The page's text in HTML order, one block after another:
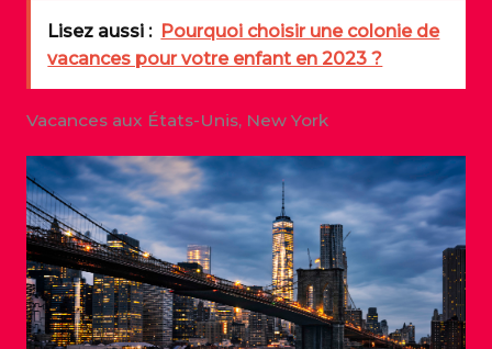
Lisez aussi : Pourquoi choisir une colonie de
vacances pour votre enfant en 2023 ?
Vacances aux États-Unis, New York